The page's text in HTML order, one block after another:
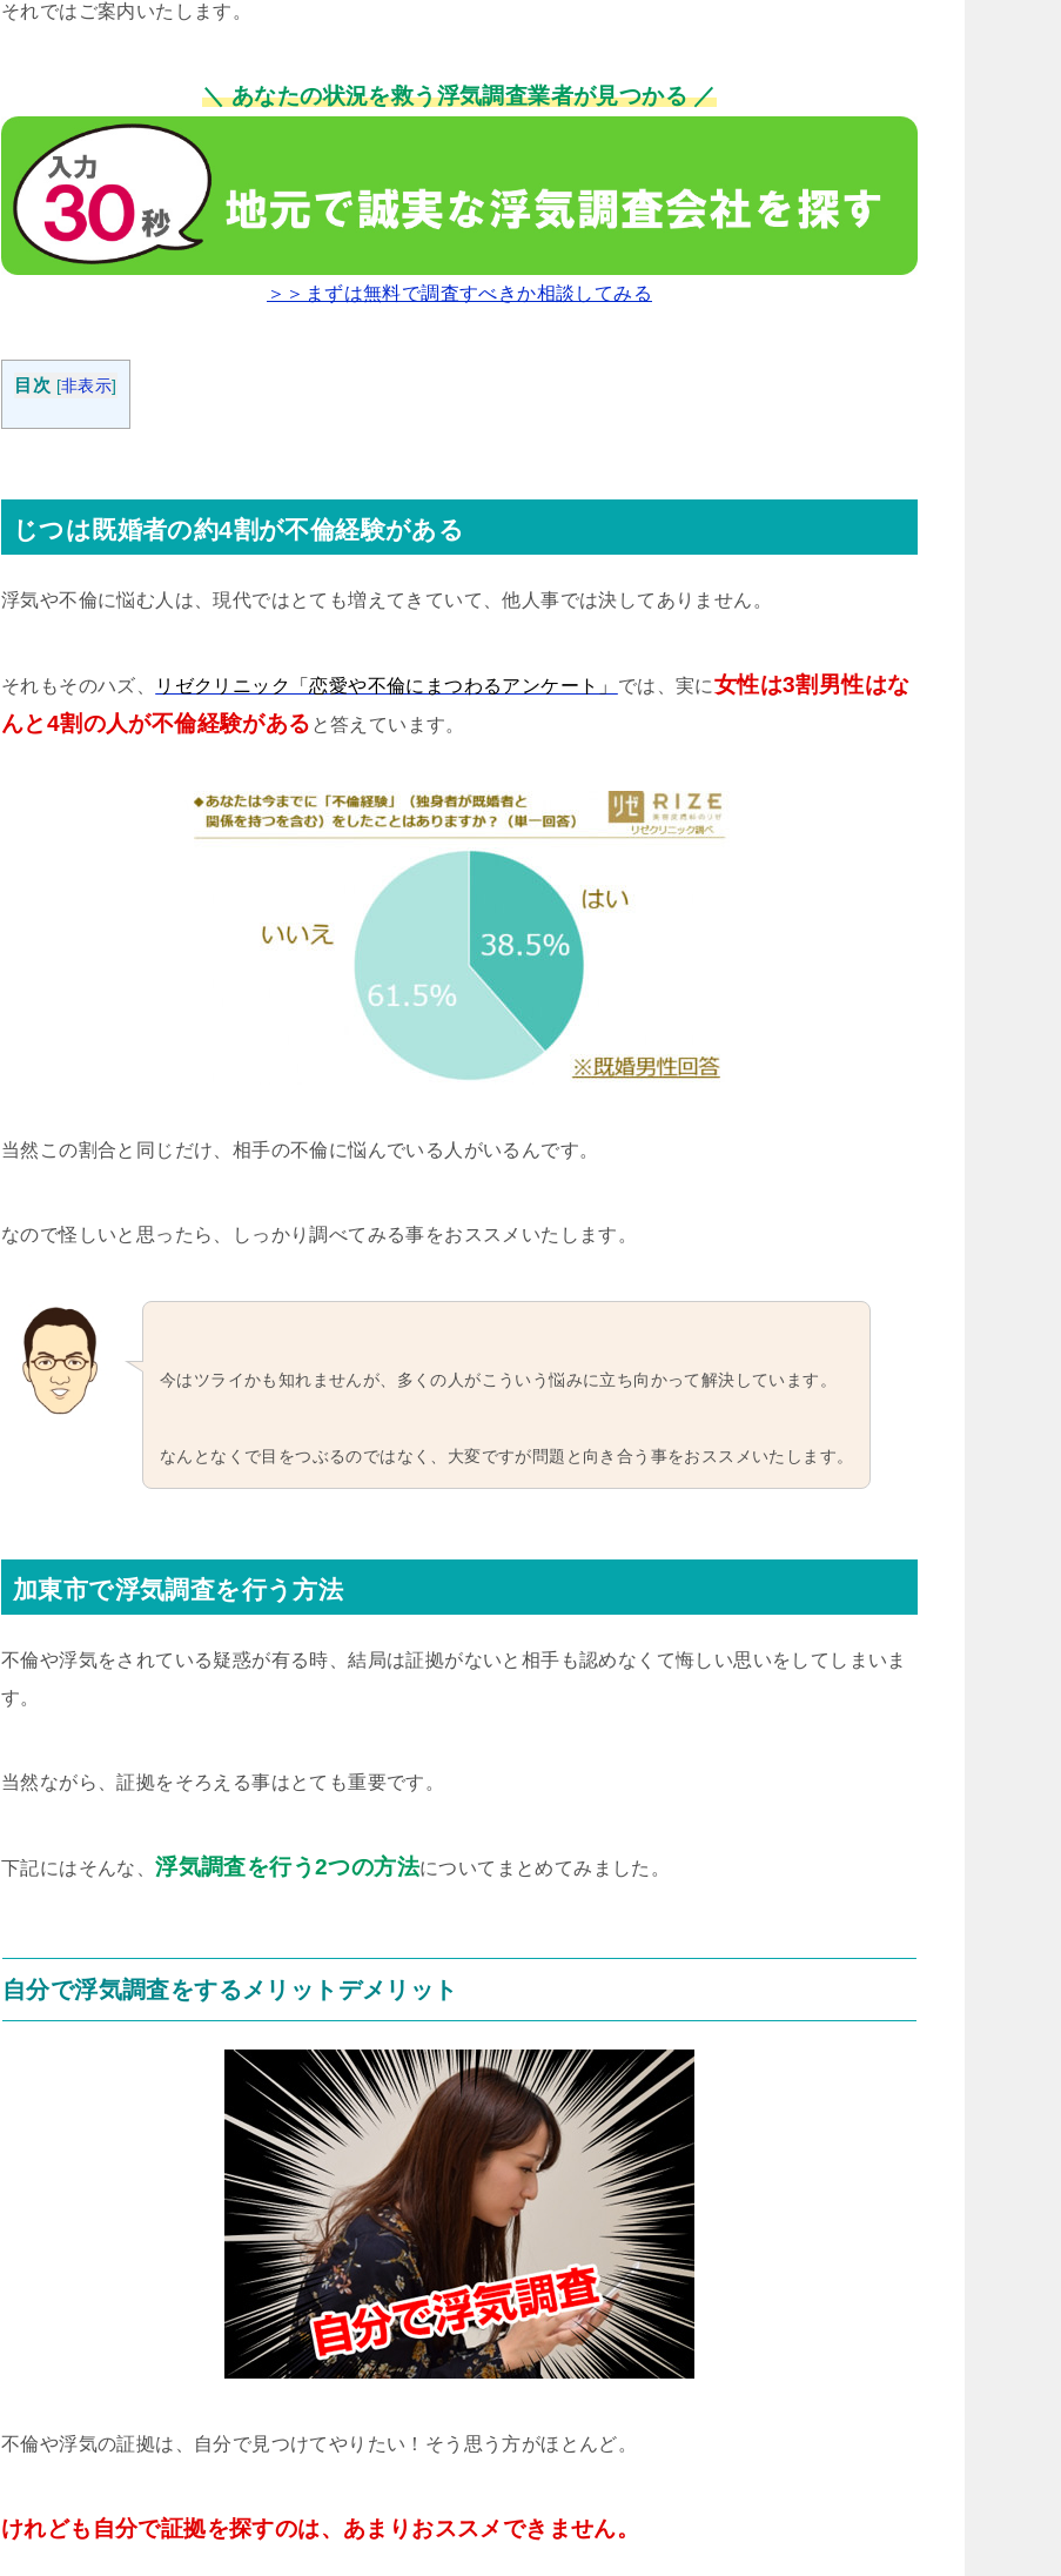
それではご案内いたします。
＼ あなたの状況を救う浮気調査業者が見つかる ／
＞＞まずは無料で調査すべきか相談してみる
目次 [非表示]
じつは既婚者の約4割が不倫経験がある
浮気や不倫に悩む人は、現代ではとても増えてきていて、他人事では決してありません。
それもそのハズ、 リゼクリニック「恋愛や不倫にまつわるアンケート」 では、実に女性は3割男性はな
んと4割の人が不倫経験がある と答えています。
当然この割合と同じだけ、相手の不倫に悩んでいる人がいるんです。
なので怪しいと思ったら、しっかり調べてみる事をおススメいたします。
今はツライかも知れませんが、多くの人がこういう悩みに立ち向かって解決しています。
なんとなくで目をつぶるのではなく、大変ですが問題と向き合う事をおススメいたします。
加東市で浮気調査を行う方法
不倫や浮気をされている疑惑が有る時、結局は証拠がないと相手も認めなくて悔しい思いをしてしまいま
す。
当然ながら、証拠をそろえる事はとても重要です。
下記にはそんな、浮気調査を行う2つの方法についてまとめてみました。
自分で浮気調査をするメリットデメリット
不倫や浮気の証拠は、自分で見つけてやりたい！そう思う方がほとんど。
けれども自分で証拠を探すのは、あまりおススメできません。